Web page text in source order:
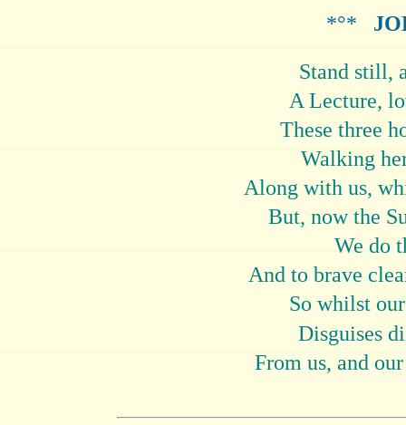
*°*
Stand still,
A Lecture,
These three
Walking
Along with us,
But, now the
We do
And to brave
So whilst
Disguises
From us, and